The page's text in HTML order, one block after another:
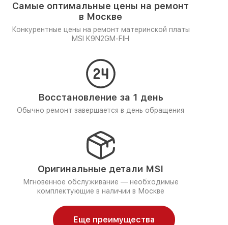
Самые оптимальные цены на ремонт
в Москве
Конкурентные цены на ремонт материнской платы
MSI K9N2GM-FIH
Восстановление за 1 день
Обычно ремонт завершается в день обращения
Оригинальные детали MSI
Мгновенное обслуживание — необходимые
комплектующие в наличии в Москве
Еще преимущества